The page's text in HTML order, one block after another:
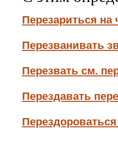
Перезариться на
Перезванивать
Перезвать см.
Перездавать